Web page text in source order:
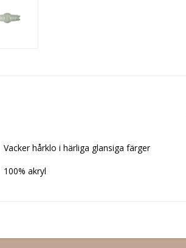
Vacker hårklo i härliga glansiga färger
100% akryl